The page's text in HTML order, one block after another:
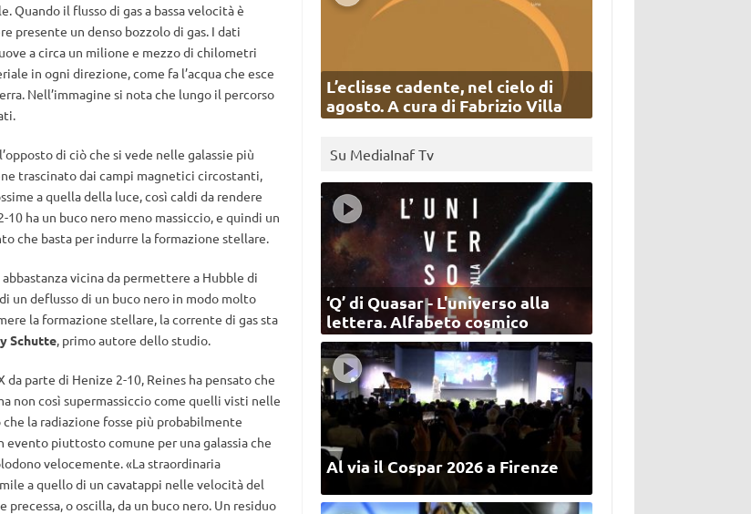
Quando il flusso di gas a bassa velocità è
presente un denso bozzolo di gas. I dati
a circa un milione e mezzo di chilometri
in ogni direzione, come fa l’acqua che esce
Nell’immagine si nota che lungo il percorso
di ciò che si vede nelle galassie più
trascinato dai campi magnetici circostanti,
a quella della luce, così caldi da rendere
ha un buco nero meno massiccio, e quindi un
che basta per indurre la formazione stellare.
vicina da permettere a Hubble di
un deflusso di un buco nero in modo molto
la formazione stellare, la corrente di gas sta
Schutte, primo autore dello studio.
parte di Henize 2-10, Reines ha pensato che
non così supermassiccio come quelli visti nelle
la radiazione fosse più probabilmente
evento piuttosto comune per una galassia che
velocemente. «La straordinaria
a quello di un cavatappi nelle velocità del
o oscilla, da un buco nero. Un residuo
L’eclisse cadente, nel cielo di
agosto. A cura di Fabrizio Villa
Su MediaInaf Tv
‘Q’ di Quasar - L'universo alla
lettera. Alfabeto cosmico
Al via il Cospar 2026 a Firenze